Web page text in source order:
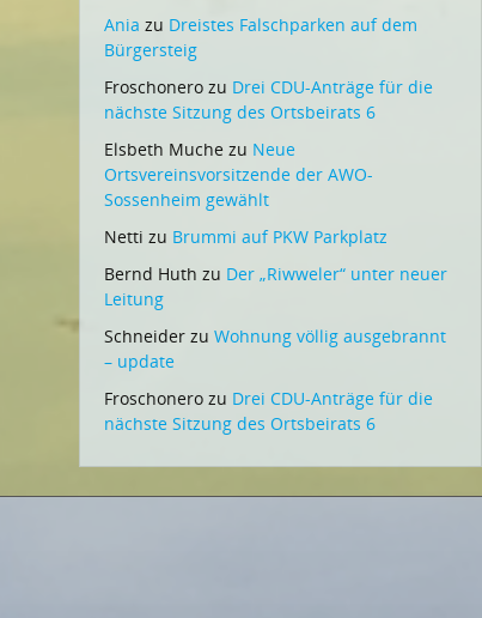
Ania zu Dreistes Falschparken auf dem
Bürgersteig
Froschonero zu Drei CDU-Anträge für die
nächste Sitzung des Ortsbeirats 6
Elsbeth Muche zu Neue
Ortsvereinsvorsitzende der AWO-
Sossenheim gewählt
Netti zu Brummi auf PKW Parkplatz
Bernd Huth zu Der „Riwweler“ unter neuer
Leitung
Schneider zuWohnung völlig ausgebrannt
– update
Froschonero zu Drei CDU-Anträge für die
nächste Sitzung des Ortsbeirats 6